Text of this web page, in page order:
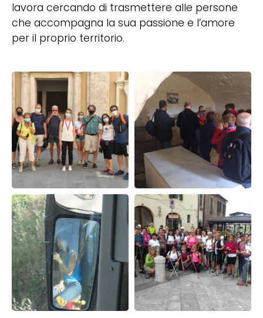
lavora cercando di trasmettere alle persone
che accompagna la sua passione e l’amore
per il proprio territorio.